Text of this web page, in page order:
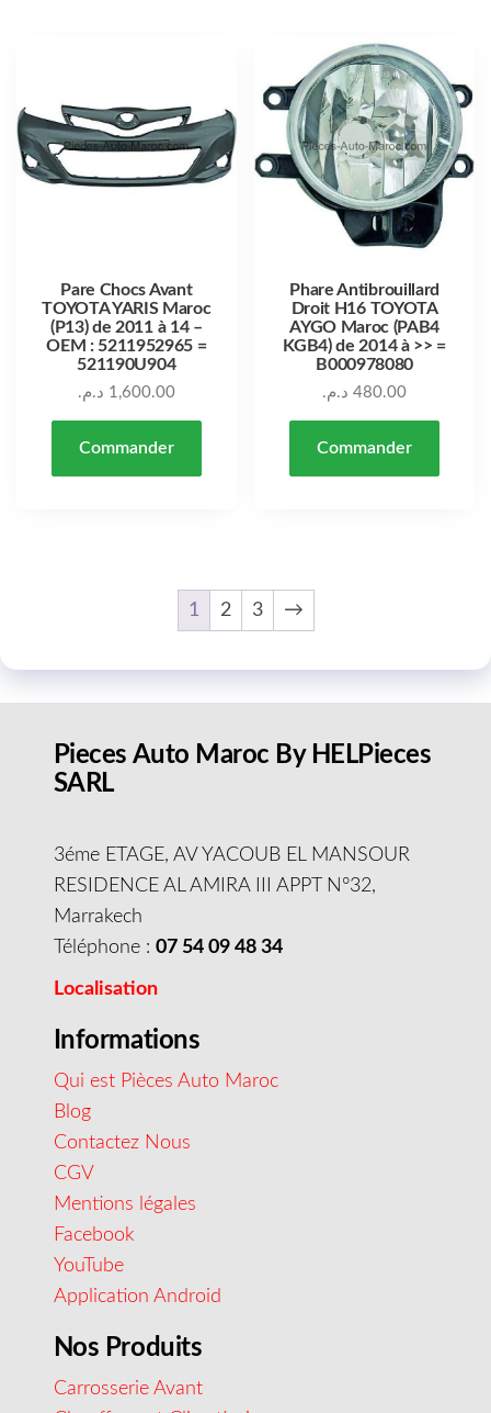
Pare Chocs Avant
TOYOTA YARIS Maroc
(P13) de 2011 à 14 –
OEM : 5211952965 =
521190U904
1,600.00 د.م.
Commander
Phare Antibrouillard
Droit H16 TOYOTA
AYGO Maroc (PAB4
KGB4) de 2014 à >> =
B000978080
480.00 د.م.
Commander
1 2 3 →
Pieces Auto Maroc By HELPieces
SARL
3éme ETAGE, AV YACOUB EL MANSOUR
RESIDENCE AL AMIRA III APPT N°32,
Marrakech
Téléphone : 07 54 09 48 34
Localisation
Informations
Qui est Pièces Auto Maroc
Blog
Contactez Nous
CGV
Mentions légales
Facebook
YouTube
Application Android
Nos Produits
Carrosserie Avant